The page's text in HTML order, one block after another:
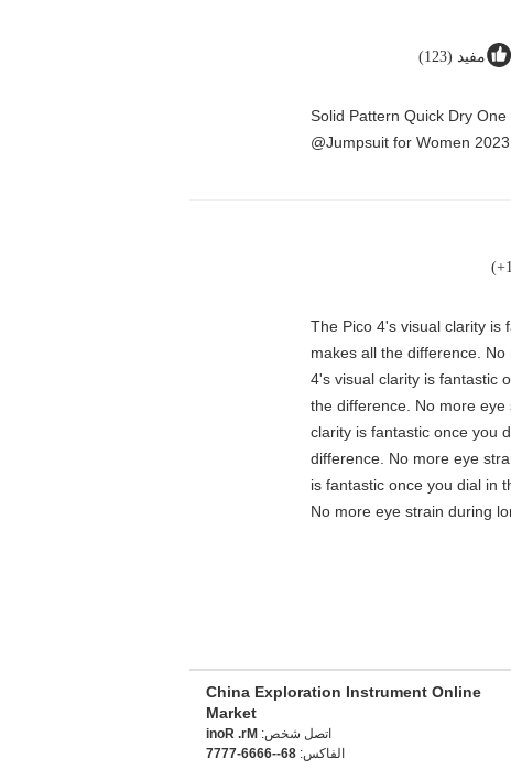
مفيد (123)
Solid Pattern Quick Dry
Jumpsuit for Women 2023@
"The Pico 4's visual clarity
makes all the difference.
4's visual clarity is fantastic
the difference. No more
clarity is fantastic once you
difference. No more eye
is fantastic once you dial in
No more eye strain during
China Exploration Instrument Online
Market
اتصل شخص: Mr. Roni
الفاكس: 86--6666-7777